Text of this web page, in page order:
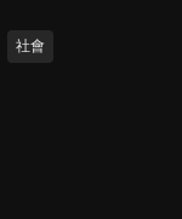
社會